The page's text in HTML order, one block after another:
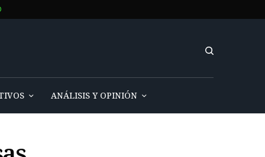
ANÁLISIS Y OPINIÓN